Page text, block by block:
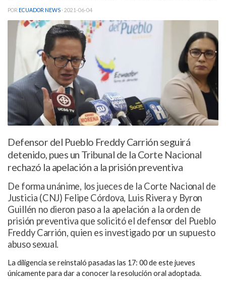
POR ECUADOR NEWS · 2021-06-04
Defensor del Pueblo Freddy Carrión seguirá
detenido, pues un Tribunal de la Corte Nacional
rechazó la apelación a la prisión preventiva
De forma unánime, los jueces de la Corte Nacional de
Justicia (CNJ) Felipe Córdova, Luis Rivera y Byron
Guillén no dieron paso a la apelación a la orden de
prisión preventiva que solicitó el defensor del Pueblo
Freddy Carrión, quien es investigado por un supuesto
abuso sexual.
La diligencia se reinstaló pasadas las 17: 00 de este jueves
únicamente para dar a conocer la resolución oral adoptada.